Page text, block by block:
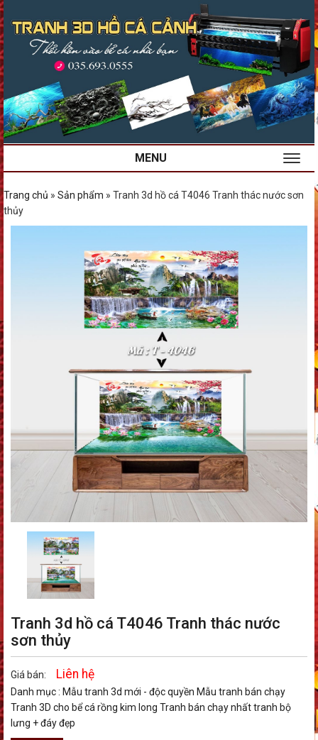
MENU
Trang chủ » Sản phẩm » Tranh 3d hồ cá T4046 Tranh thác nước sơn
thủy
Tranh 3d hồ cá T4046 Tranh thác nước
sơn thủy
Giá bán: Liên hệ
Danh mục : Mẫu tranh 3d mới - độc quyền Mẫu tranh bán chạy
Tranh 3D cho bể cá rồng kim long Tranh bán chạy nhấttranh bộ
lưng + đáy đẹp